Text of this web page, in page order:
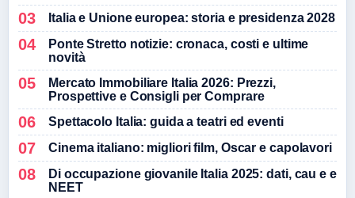
Italia e Unione europea: storia e presidenza 2028
Ponte Stretto notizie: cronaca, costi e ultime
novità
Mercato Immobiliare Italia 2026: Prezzi,
Prospettive e Consigli per Comprare
Spettacolo Italia: guida a teatri ed eventi
Cinema italiano: migliori film, Oscar e capolavori
Di occupazione giovanile Italia 2025: dati, cau e e
NEET